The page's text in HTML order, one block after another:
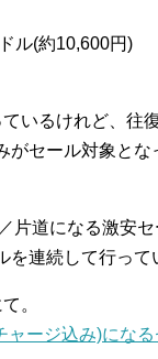
ル(約10,600円)
いるけれど、往
がセール対象とな
片道になる激安
連続して行って
。
ージ込み)になる